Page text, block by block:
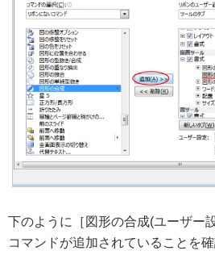
下のように［図形の合成(ユーザー
コマンドが追加されていることを確